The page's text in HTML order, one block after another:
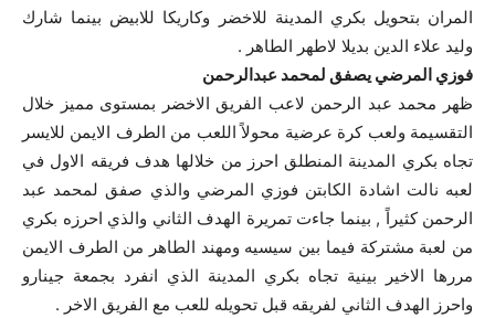
المران بتحويل بكري المدينة للاخضر وكاريكا للابيض بينما شارك
وليد علاء الدين بديلا لاطهر الطاهر .
فوزي المرضي يصفق لمحمد عبدالرحمن
ظهر محمد عبد الرحمن لاعب الفريق الاخضر بمستوى مميز خلال
التقسيمة ولعب كرة عرضية محولاً اللعب من الطرف الايمن للايسر
تجاه بكري المدينة المنطلق احرز من خلالها هدف فريقه الاول في
لعبه نالت اشادة الكابتن فوزي المرضي والذي صفق لمحمد عبد
الرحمن كثيراً , بينما جاءت تمريرة الهدف الثاني والذي احرزه بكري
من لعبة مشتركة فيما بين سيسيه ومهند الطاهر من الطرف الايمن
مررها الاخير بينية تجاه بكري المدينة الذي انفرد بجمعة جينارو
واحرز الهدف الثاني لفريقه قبل تحويله للعب مع الفريق الاخر .